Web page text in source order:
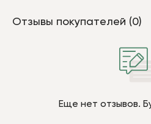
Отзывы покупателей (0)
Еще нет отзывов.